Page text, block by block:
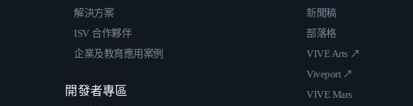
解決方案
ISV 合作夥伴
企業及教育應用案例
開發者專區
新聞稿
部落格
VIVE Arts ↗
Viveport ↗
VIVE Mars